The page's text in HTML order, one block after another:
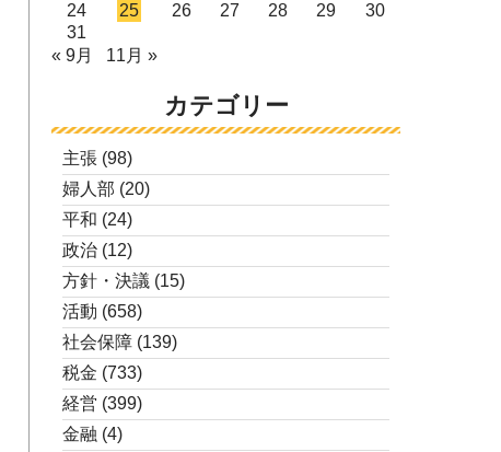
24
25 26 27 28 29
30
31
« 9月
11月 »
カテゴリー
主張 (98)
婦人部 (20)
平和 (24)
政治 (12)
方針・決議 (15)
活動 (658)
社会保障 (139)
税金 (733)
経営 (399)
金融 (4)